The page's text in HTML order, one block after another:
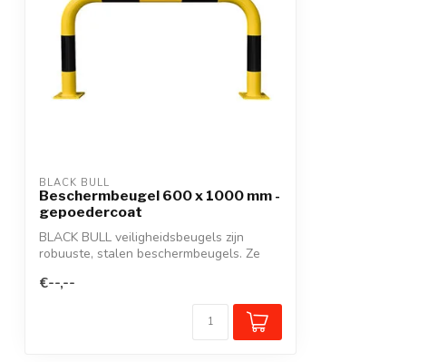
BLACK BULL
Beschermbeugel 600 x 1000 mm -
gepoedercoat
BLACK BULL veiligheidsbeugels zijn
robuuste, stalen beschermbeugels. Ze
€--,--